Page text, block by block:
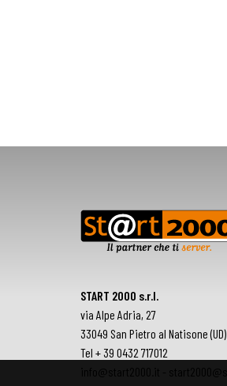
START 2000 s.r.l.
via Alpe Adria, 27
33049 San Pietro al Natisone (UD)
Tel + 39 0432 717012